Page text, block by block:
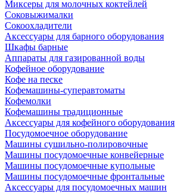
Миксеры для молочных коктейлей
Соковыжималки
Сокоохладители
Аксессуары для барного оборудования
Шкафы барные
Аппараты для газированной воды
Кофейное оборудование
Кофе на песке
Кофемашины-суперавтоматы
Кофемолки
Кофемашины традиционные
Аксессуары для кофейного оборудования
Посудомоечное оборудование
Машины сушильно-полировочные
Машины посудомоечные конвейерные
Машины посудомоечные купольные
Машины посудомоечные фронтальные
Аксессуары для посудомоечных машин